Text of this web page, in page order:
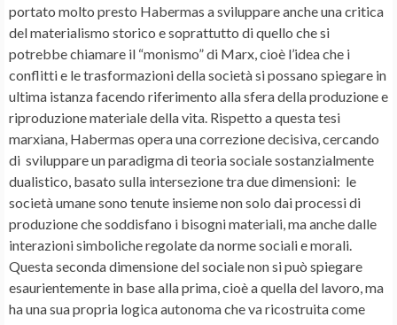
portato molto presto Habermas a sviluppare anche una critica
del materialismo storico e soprattutto di quello che si
potrebbe chiamare il “monismo” di Marx, cioè l’idea che i
conflitti e le trasformazioni della società si possano spiegare in
ultima istanza facendo riferimento alla sfera della produzione e
riproduzione materiale della vita. Rispetto a questa tesi
marxiana, Habermas opera una correzione decisiva, cercando
di sviluppare un paradigma di teoria sociale sostanzialmente
dualistico, basato sulla intersezione tra due dimensioni: le
società umane sono tenute insieme non solo dai processi di
produzione che soddisfano i bisogni materiali, ma anche dalle
interazioni simboliche regolate da norme sociali e morali.
Questa seconda dimensione del sociale non si può spiegare
esaurientemente in base alla prima, cioè a quella del lavoro, ma
ha una sua propria logica autonoma che va ricostruita come